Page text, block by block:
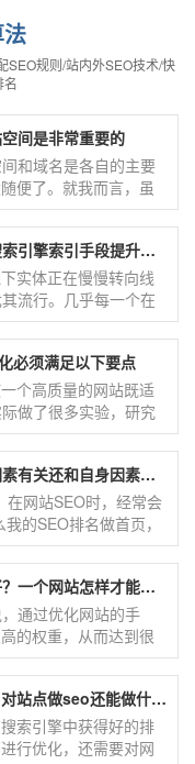
SEO规则/站内外SEO技术/快
名
间是非常重要的
和域名是各自的主要
便了。就我而言，虽
定的，它是香港主
真正的SEO是通过合理的搜索引擎索引手段提升网站排名
实体正在慢慢转向线
流行。几乎每一个在
么什么是SEO优化
必须满足以下要点
个高质量的网站既适
做了很多实验，研究
方网站，虚心体验了他
SEO优化成效不仅与市场因素有关还和自身因素有关
在网站SEO时，经常会
的SEO排名做首页，
我的提拔，人流还不
怎么样?
SEO优化和竞价排名哪个好？一个网站怎样才能获得好的排名？
通过优化网站的手
的权重，从而达到很
小时在线，自己免费
和竞价排名是什么意
在网站优化过程，我们除了对站点做seo还能做什么？
索引擎中获得好的排
行优化，还需要对网